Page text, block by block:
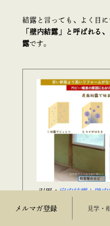
メルマガ登録 来
結露と言っても、よく目
「壁内結露」と呼ばれる
露です。
引用：室内結露と壁